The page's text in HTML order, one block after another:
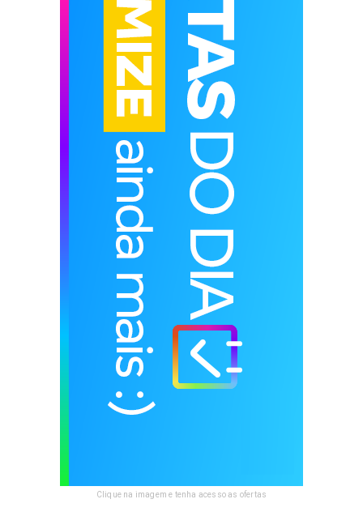
Clique na imagem e tenha acesso as ofertas